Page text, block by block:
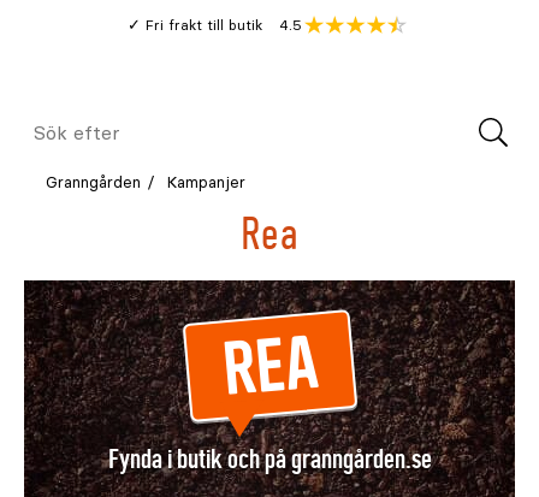
Fri frakt till butik
Genomsnitt
4.5
Meny
Sök
Granngården Kampanjer
Rea
REA
Fynda i butik och på granngården.se